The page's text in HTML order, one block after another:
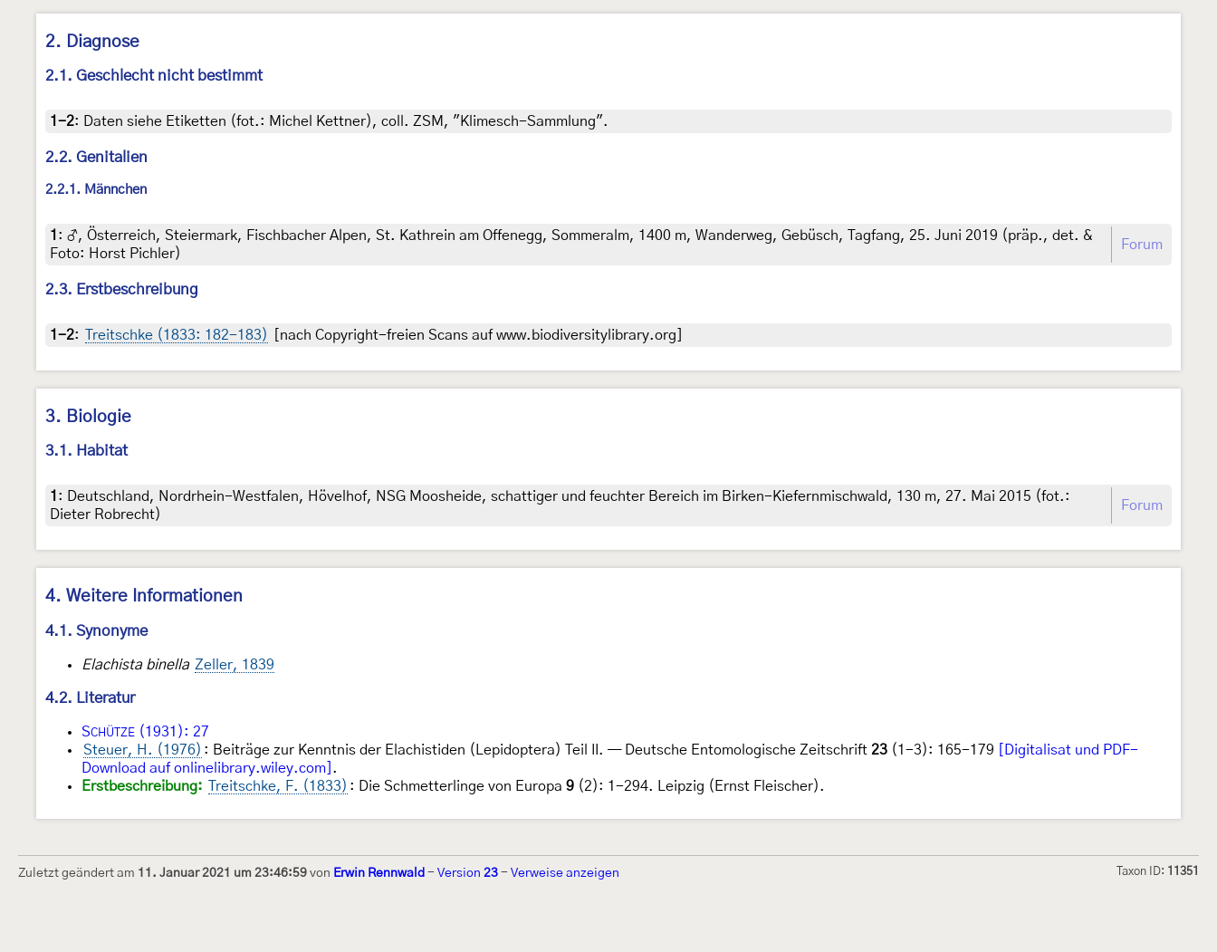
2. Diagnose
2.1. Geschlecht nicht bestimmt
1-2: Daten siehe Etiketten (fot.: Michel Kettner), coll. ZSM, "Klimesch-Sammlung".
2.2. Genitalien
2.2.1. Männchen
1 : ♂, Österreich, Steiermark, Fischbacher Alpen, St. Kathrein am Offenegg, Sommeralm, 1400 m, Wanderweg, Gebüsch, Tagfang, 25. Juni 2019 (präp., det. &
Foto: Horst Pichler)
Forum
2.3. Erstbeschreibung
1-2: Treitschke (1833: 182-183) [nach Copyright-freien Scans auf www.biodiversitylibrary.org]
3. Biologie
3.1. Habitat
1 : Deutschland, Nordrhein-Westfalen, Hövelhof, NSG Moosheide, schattiger und feuchter Bereich im Birken-Kiefernmischwald, 130 m, 27. Mai 2015 (fot.:
Dieter Robrecht)
Forum
4. Weitere Informationen
4.1. Synonyme
Elachista binella Zeller, 1839
4.2. Literatur
SCHÜTZE (1931): 27
Steuer, H. (1976) : Beiträge zur Kenntnis der Elachistiden (Lepidoptera) Teil II. — Deutsche Entomologische Zeitschrift 23 (1-3): 165-179
[Digitalisat und PDF-
Download auf onlinelibrary.wiley.com] .
Erstbeschreibung:
Treitschke, F. (1833) : Die Schmetterlinge von Europa 9 (2): 1-294. Leipzig (Ernst Fleischer).
Zuletzt geändert am 11. Januar 2021 um 23:46:59 von Erwin Rennwald - Version 23 - Verweise anzeigen Taxon ID: 11351